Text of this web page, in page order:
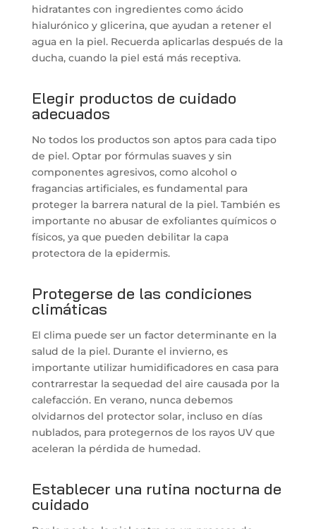
hidratantes con ingredientes como ácido
hialurónico y glicerina, que ayudan a retener el
agua en la piel. Recuerda aplicarlas después de la
ducha, cuando la piel está más receptiva.
Elegir productos de cuidado
adecuados
No todos los productos son aptos para cada tipo
de piel. Optar por fórmulas suaves y sin
componentes agresivos, como alcohol o
fragancias artificiales, es fundamental para
proteger la barrera natural de la piel. También es
importante no abusar de exfoliantes químicos o
físicos, ya que pueden debilitar la capa
protectora de la epidermis.
Protegerse de las condiciones
climáticas
El clima puede ser un factor determinante en la
salud de la piel. Durante el invierno, es
importante utilizar humidificadores en casa para
contrarrestar la sequedad del aire causada por la
calefacción. En verano, nunca debemos
olvidarnos del protector solar, incluso en días
nublados, para protegernos de los rayos UV que
aceleran la pérdida de humedad.
Establecer una rutina nocturna de
cuidado